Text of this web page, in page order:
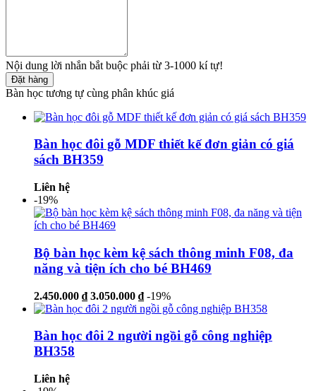
Nội dung lời nhắn bắt buộc phải từ 3-1000 kí tự!
Đặt hàng
Bàn học tương tự cùng phân khúc giá
Bàn học đôi gỗ MDF thiết kế đơn giản có giá
sách BH359
Liên hệ
-19%
Bộ bàn học kèm kệ sách thông minh F08, đa
năng và tiện ích cho bé BH469
2.450.000 ₫ 3.050.000 ₫ -19%
Bàn học đôi 2 người ngồi gỗ công nghiệp
BH358
Liên hệ